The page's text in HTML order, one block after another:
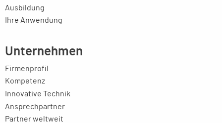
Ausbildung
Ihre Anwendung
Unternehmen
Firmenprofil
Kompetenz
Innovative Technik
Ansprechpartner
Partner weltweit